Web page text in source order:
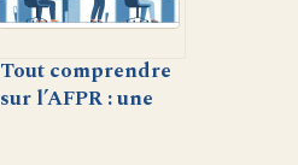
Tout comprendre
sur l’AFPR : une